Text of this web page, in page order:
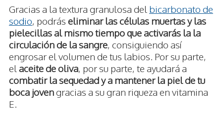
Gracias a la textura granulosa del bicarbonato de
sodio, podrás eliminar las células muertas y las
pielecillas al mismo tiempo que activarás la la
circulación de la sangre, consiguiendo así
engrosar el volumen de tus labios. Por su parte,
el aceite de oliva, por su parte, te ayudará a
combatir la sequedad y a mantener la piel de tu
boca jovengracias a su gran riqueza en vitamina
E.